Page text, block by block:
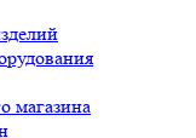
магазина